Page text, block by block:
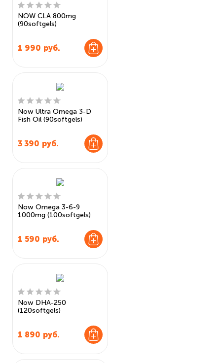
NOW CLA 800mg
(90softgels)
1 990 руб.
Now Ultra Omega 3-D
Fish Oil (90softgels)
3 390 руб.
Now Omega 3-6-9
1000mg (100softgels)
1 590 руб.
Now DHA-250
(120softgels)
1 890 руб.